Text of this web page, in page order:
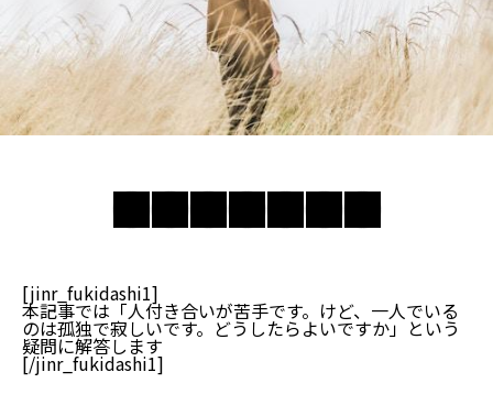
[jinr_fukidashi1]
本記事では「人付き合いが苦手です。けど、一人でいる
のは孤独で寂しいです。どうしたらよいですか」という
疑問に解答します
[/jinr_fukidashi1]